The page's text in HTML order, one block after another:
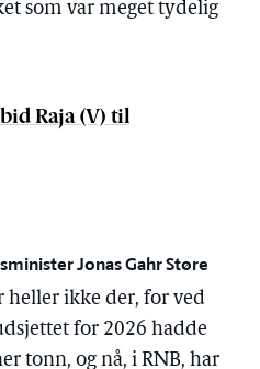
som var meget tydelig
Raja (V) til
Jonas Gahr Støre
heller ikke der, for ved
for 2026 hadde
tonn, og nå, i RNB, har